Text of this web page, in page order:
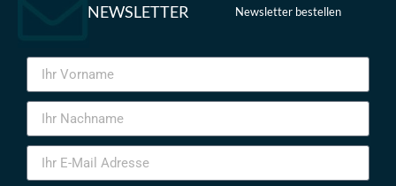
NEWSLETTER Newsletter bestellen